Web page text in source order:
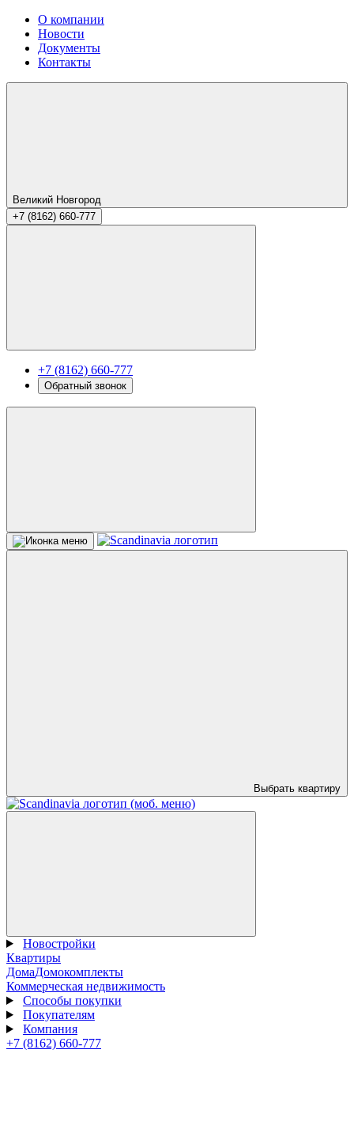
О компании
Новости
Документы
Контакты
Великий Новгород
+7 (8162) 660-777
+7 (8162) 660-777
Обратный звонок
Выбрать квартиру
Новостройки
Квартиры
ДомаДомокомплекты
Коммерческая недвижимость
Способы покупки
Покупателям
Компания
+7 (8162) 660-777